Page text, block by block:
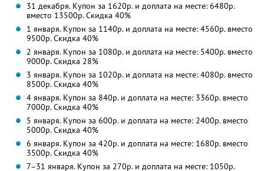
31 декабря. Купон за 1620р. и доплата на месте: 6480р.
вместо 13500р.Скидка 40%
1 января. Купон за 1140р. и доплата на месте: 4560р. вместо
9500р. Скидка 40%
2 января. Купон за 1080р. и доплата на месте: 5400р. вместо
9000р. Скидка 28%
3 января. Купон за 1020р. и доплата на месте: 4080р. вместо
8500р. Скидка 40%
4 января. Купон за 840р. и доплата на месте: 3360р. вместо
7000р. Скидка 40%
5 января. Купон за 600р. и доплата на месте: 2400р. вместо
5000р. Скидка 40%
6 января. Купон за 420р. и доплата на месте: 1680р. вместо
3500р. Скидка 40%
7–31 января. Купон за 270р. и доплата на месте: 1050р.